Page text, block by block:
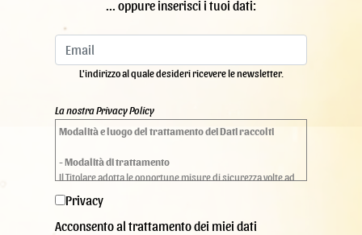
... oppure inserisci i tuoi dati:
L'indirizzo al quale desideri ricevere le newsletter.
La nostra Privacy Policy
Modalità e luogo del trattamento dei Dati raccolti
- Modalità di trattamento
Il Titolare adotta le opportune misure di sicurezza volte ad
distruzione non autorizzate dei Dati Personali.
Il trattamento viene effettuato mediante strumenti
Privacy
Acconsento al trattamento dei miei dati